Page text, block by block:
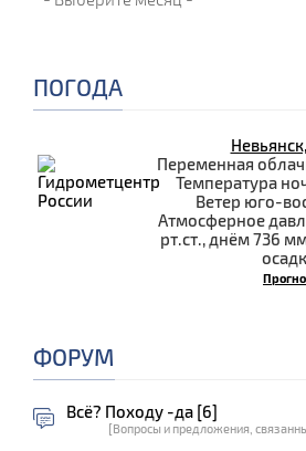
ПОГОДА
Переменная
Температура
Ветер юго-
Атмосферное
рт.ст., днём 736
ФОРУМ
Всё? Походу -да [6]
[Вопросы и предложения,